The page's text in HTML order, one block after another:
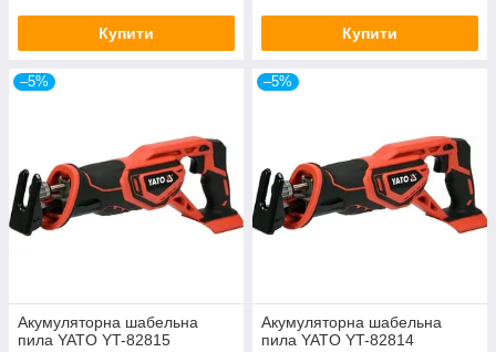
Купити Купити
–5%
Акумуляторна шабельна
пила YATO YT-82815
–5%
Акумуляторна шабельна
пила YATO YT-82814